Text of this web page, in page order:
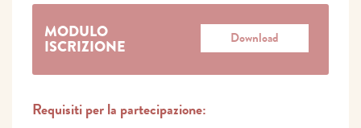
MODULO
ISCRIZIONE Download
Requisiti per la partecipazione: